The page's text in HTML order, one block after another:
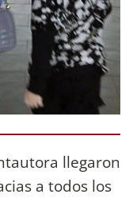
llegaron
a todos los